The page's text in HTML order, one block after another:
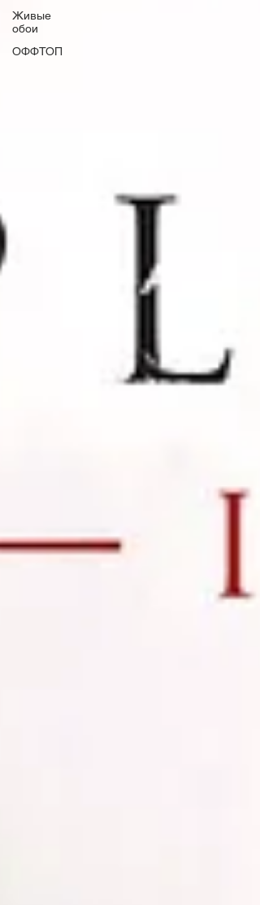
Живые
обои
ОФФТОП